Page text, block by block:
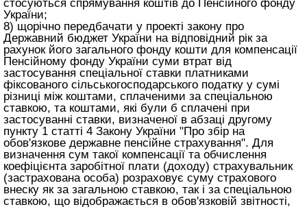
стосуються спрямування коштів до Пенсійного фонду
України;
8) щорічно передбачати у проекті закону про
Державний бюджет України на відповідний рік за
рахунок його загального фонду кошти для компенсації
Пенсійному фонду України суми втрат від
застосування спеціальної ставки платниками
фіксованого сільськогосподарського податку у сумі
різниці між коштами, сплаченими за спеціальною
ставкою, та коштами, які були б сплачені при
застосуванні ставки, визначеної в абзаці другому
пункту 1 статті 4 Закону України "Про збір на
обов'язкове державне пенсійне страхування". Для
визначення сум такої компенсації та обчислення
коефіцієнта заробітної плати (доходу) страхувальник
(застрахована особа) розраховує суму страхового
внеску як за загальною ставкою, так і за спеціальною
ставкою, що відображається в обов'язковій звітності,